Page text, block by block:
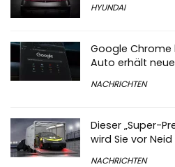
HYUNDAI
Google
Auto erhält
NACHRICHTEN
Dieser „Super-
wird Sie vor
NACHRICHTEN